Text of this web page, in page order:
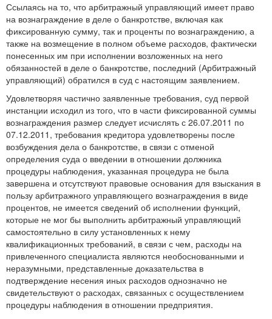
Ссылаясь на то, что арбитражный управляющий имеет право
на вознаграждение в деле о банкротстве, включая как
фиксированную сумму, так и проценты по вознаграждению, а
также на возмещение в полном объеме расходов, фактически
понесенных им при исполнении возложенных на него
обязанностей в деле о банкротстве, последний (Арбитражный
управляющий) обратился в суд с настоящим заявлением.
Удовлетворяя частично заявленные требования, суд первой
инстанции исходил из того, что в части фиксированной суммы
вознаграждения размер следует исчислять с 26.07.2011 по
07.12.2011, требования кредитора удовлетворены после
возбуждения дела о банкротстве, в связи с отменой
определения суда о введении в отношении должника
процедуры наблюдения, указанная процедура не была
завершена и отсутствуют правовые основания для взыскания в
пользу арбитражного управляющего вознаграждения в виде
процентов, не имеется сведений об исполнении функций,
которые не мог бы выполнить арбитражный управляющий
самостоятельно в силу установленных к нему
квалификационных требований, в связи с чем, расходы на
привлеченного специалиста являются необоснованными и
неразумными, представленные доказательства в
подтверждение несения иных расходов однозначно не
свидетельствуют о расходах, связанных с осуществлением
процедуры наблюдения в отношении предприятия.